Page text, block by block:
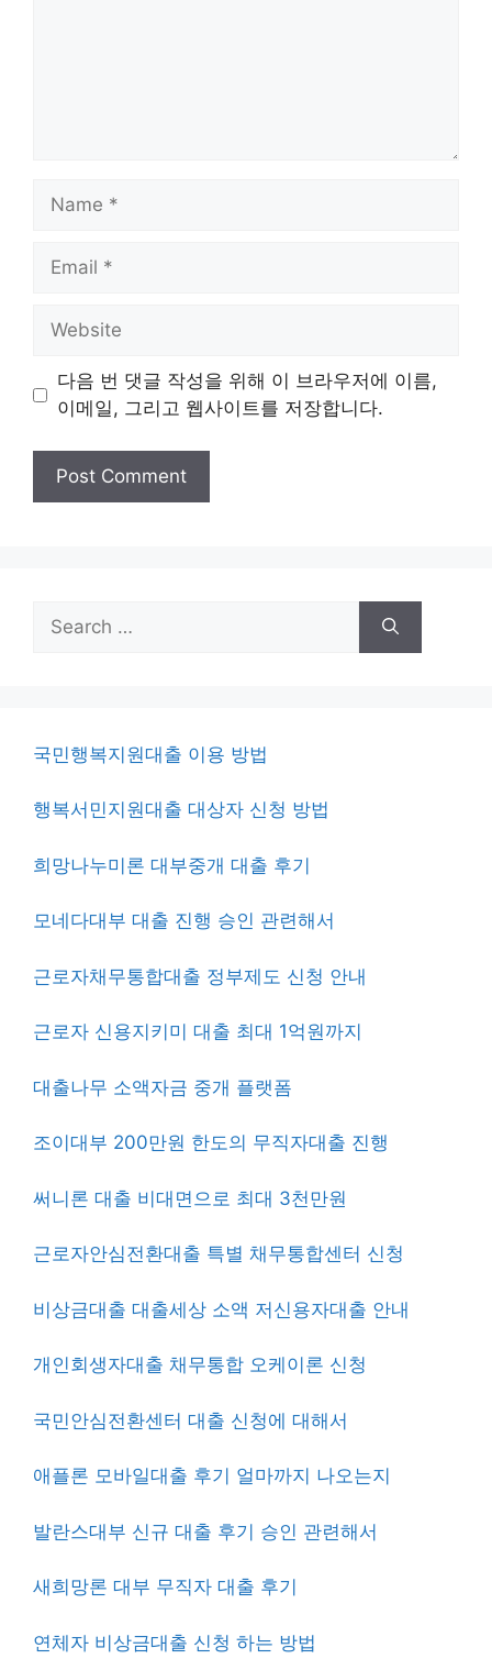
Name
Email
Website
다음 번 댓글 작성을 위해 이 브라우저에 이름,
이메일, 그리고 웹사이트를 저장합니다.
for:
국민행복지원대출 이용 방법
행복서민지원대출 대상자 신청 방법
희망나누미론 대부중개 대출 후기
모네다대부 대출 진행 승인 관련해서
근로자채무통합대출 정부제도 신청 안내
근로자 신용지키미 대출 최대 1억원까지
대출나무 소액자금 중개 플랫폼
조이대부 200만원 한도의 무직자대출 진행
써니론 대출 비대면으로 최대 3천만원
근로자안심전환대출 특별 채무통합센터 신청
비상금대출 대출세상 소액 저신용자대출 안내
개인회생자대출 채무통합 오케이론 신청
국민안심전환센터 대출 신청에 대해서
애플론 모바일대출 후기 얼마까지 나오는지
발란스대부 신규 대출 후기 승인 관련해서
새희망론 대부 무직자 대출 후기
연체자 비상금대출 신청 하는 방법